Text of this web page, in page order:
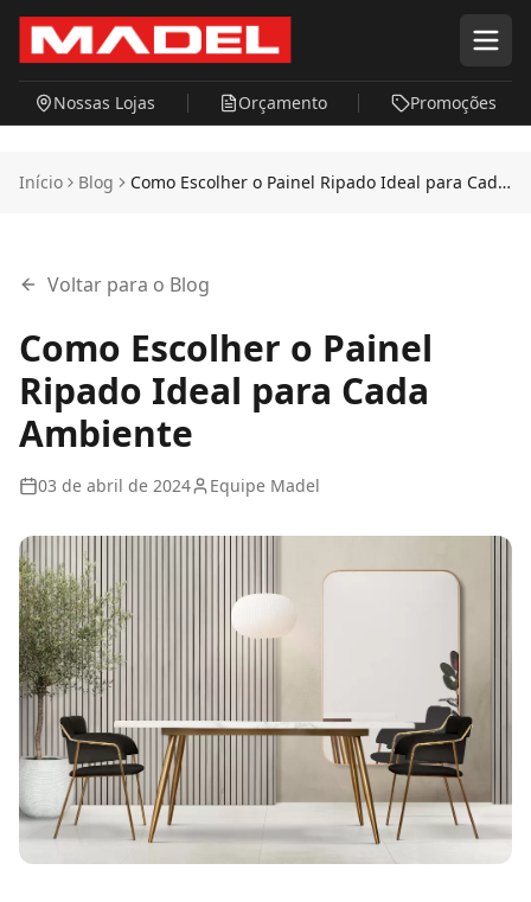
Pular para o conteúdo principal
Nossas Lojas Orçamento Promoções
Início Blog
Como Escolher o Painel Ripado Ideal para Cada
Voltar para o Blog
Como Escolher o Painel
Ripado Ideal para Cada
Ambiente
03 de abril de 2024 Equipe Madel